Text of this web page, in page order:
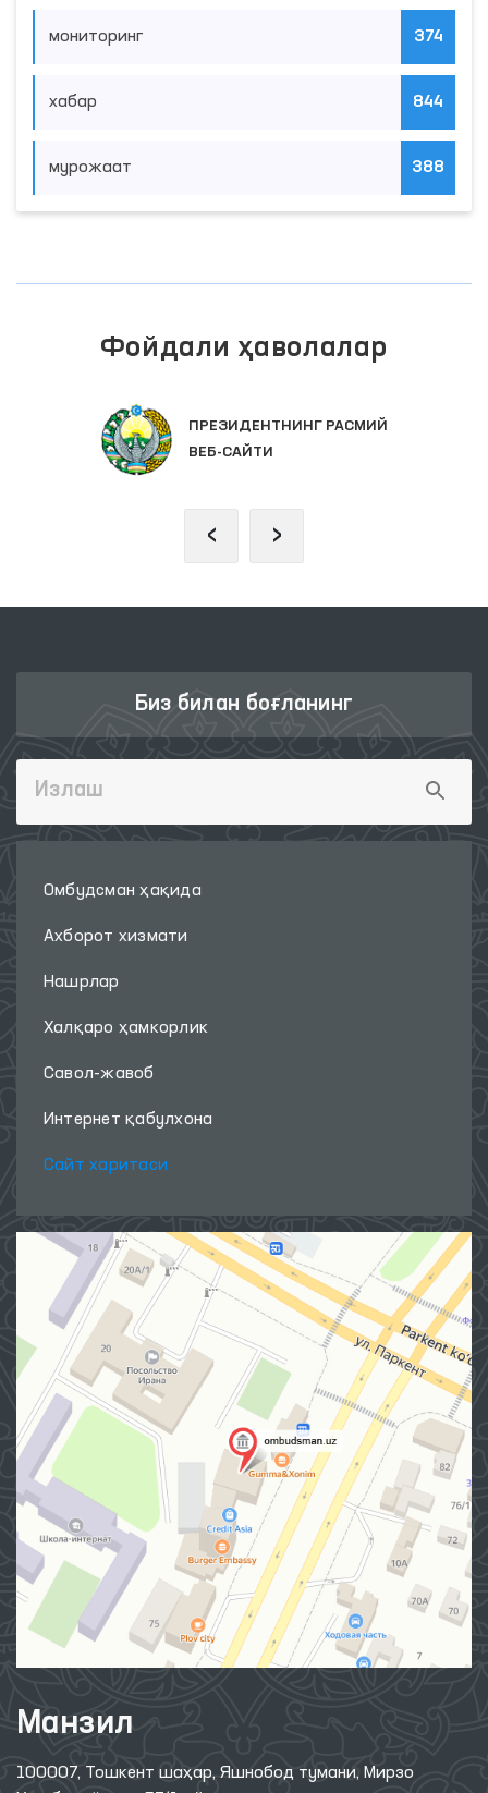
мониторинг 374
хабар 844
мурожаат 388
Фойдали ҳаволалар
ПРЕЗИДЕНТНИНГ РАСМИЙ
ВЕБ-САЙТИ
‹ ›
Биз билан боғланинг
Омбудсман ҳақида
Ахборот хизмати
Нашрлар
Халқаро ҳамкорлик
Савол-жавоб
Интернет қабулхона
Сайт харитаси
Манзил
100007, Тошкент шаҳар, Яшнобод тумани, Мирзо